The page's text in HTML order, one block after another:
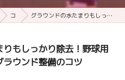
コラム グラウンドの水たまりもしっかり除去！野球用品専門店が教えるグラウンド整備のコツ
もしっかり除去！野球用
ウンド整備のコツ